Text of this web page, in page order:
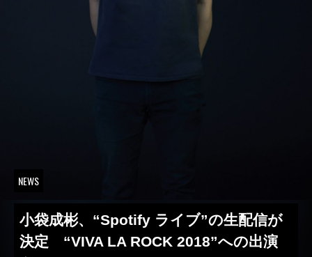
NEWS
小袋成彬、“Spotify ライブ”の生配信が
決定 “VIVA LA ROCK 2018”への出演